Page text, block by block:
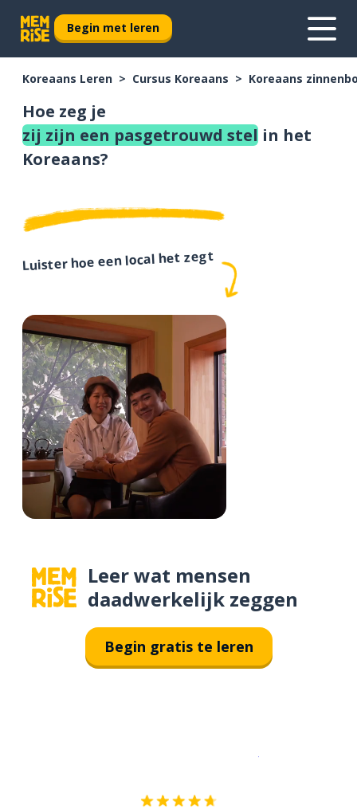
Begin met leren
Koreaans Leren Cursus Koreaans Koreaans
Hoe zeg je
zij zijn een pasgetrouwd stel in het
Koreaans?
Luister hoe een local het zegt
Leer wat mensen
daadwerkelijk zeggen
Begin gratis te leren